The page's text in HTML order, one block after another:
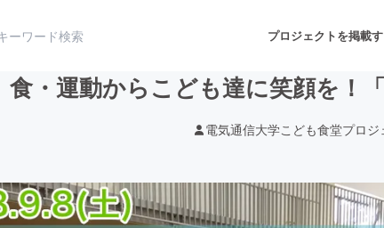
プロジェクトを掲載
アート・写真 音楽
食・運動からこども達に笑顔を！
電気通信大学こども食堂プロジ